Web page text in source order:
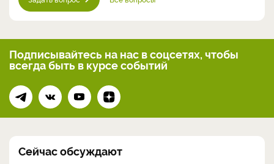
Подписывайтесь на нас в соцсетях, чтобы
всегдабыть в курсе событий
Сейчас обсуждают